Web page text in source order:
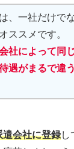
、一社だけで
ススメです。
社によって同
遇がまるで違う
遣会社に登録し